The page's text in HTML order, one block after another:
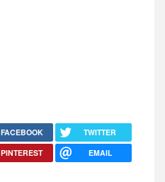
FACEBOOK
TWITTER
PINTEREST EMAIL